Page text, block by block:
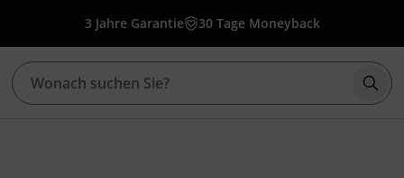
3 Jahre Garantie 30 Tage Moneyback